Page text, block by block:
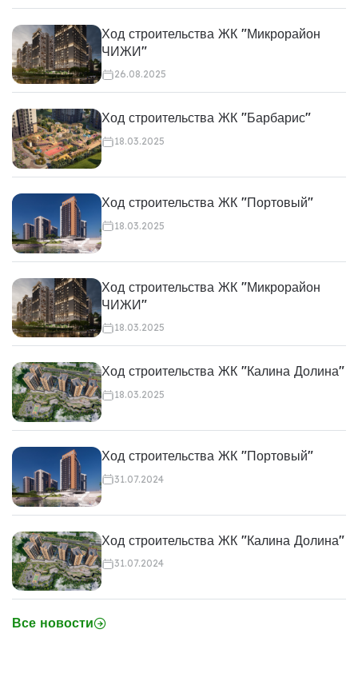
Ход строительства ЖК "Микрорайон
ЧИЖИ"
26.08.2025
Ход строительства ЖК "Барбарис"
18.03.2025
Ход строительства ЖК "Портовый"
18.03.2025
Ход строительства ЖК "Микрорайон
ЧИЖИ"
18.03.2025
Ход строительства ЖК "Калина Долина"
18.03.2025
Ход строительства ЖК "Портовый"
31.07.2024
Ход строительства ЖК "Калина Долина"
31.07.2024
Все новости